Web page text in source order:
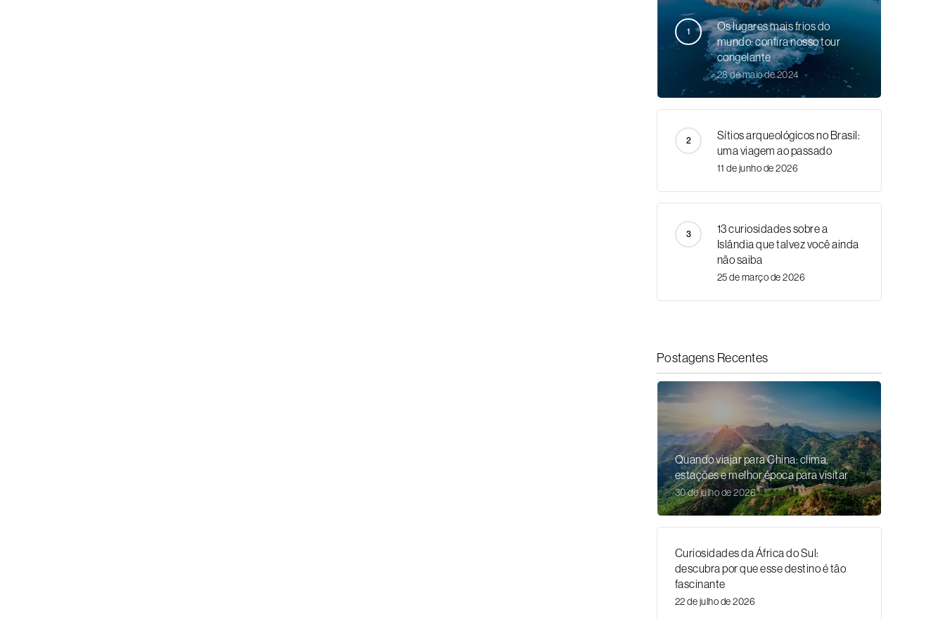
Os lugares mais frios do
mundo: confira nosso tour
congelante
28 de maio de 2024
Sítios arqueológicos no Brasil:
uma viagem ao passado
11 de junho de 2026
13 curiosidades sobre a
Islândia que talvez você ainda
não saiba
25 de março de 2026
Postagens Recentes
Quando viajar para China: clima,
estações e melhor época para visitar
30 de julho de 2026
Curiosidades da África do Sul:
descubra por que esse destino é tão
fascinante
22 de julho de 2026